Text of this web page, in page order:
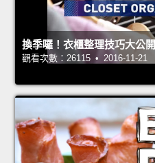
換季囉！衣櫃整理技巧大公開
觀看次數：26115 • 2016-11-21